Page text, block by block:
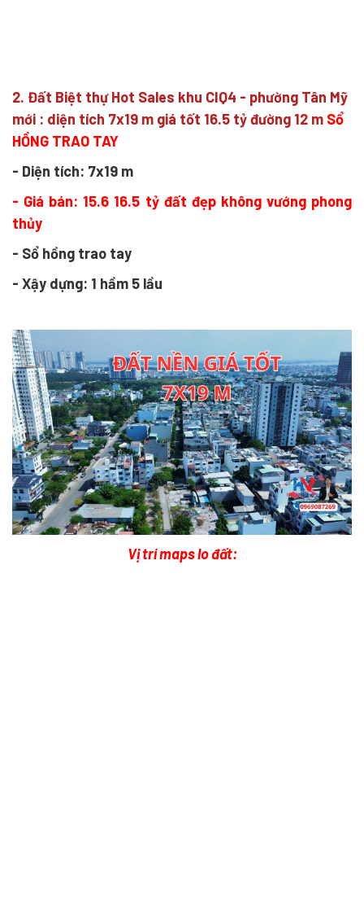
2. Đất Biệt thự Hot Sales khu CIQ4 - phường Tân Mỹ
mới : diện tích 7x19 m giá tốt 16.5 tỷ đường 12 m Sổ
HỒNG TRAO TAY
- Diện tích: 7x19 m
- Giá bán: 15.6 16.5 tỷ đất đẹp không vướng phong
thủy
- Sổ hồng trao tay
- Xậy dựng: 1 hầm 5 lầu
Vị trí maps lo đất: